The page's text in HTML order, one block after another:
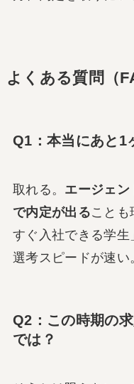
よくある質問（
Q1：本当にあと1
取れる。 エージェン
で内定が出ることも
すぐ入社できる学生
選考スピードが速い
Q2：この時期の
では？